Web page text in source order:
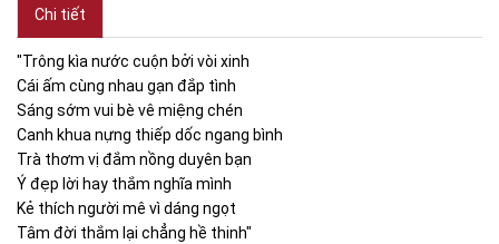
Chi tiết
"Trông kìa nước cuộn bởi vòi xinh
Cái ấm cùng nhau gạn đắp tình
Sáng sớm vui bè vê miệng chén
Canh khua nựng thiếp dốc ngang bình
Trà thơm vị đắm nồng duyên bạn
Ý đẹp lời hay thắm nghĩa mình
Kẻ thích người mê vì dáng ngọt
Tâm đời thắm lại chẳng hề thinh"